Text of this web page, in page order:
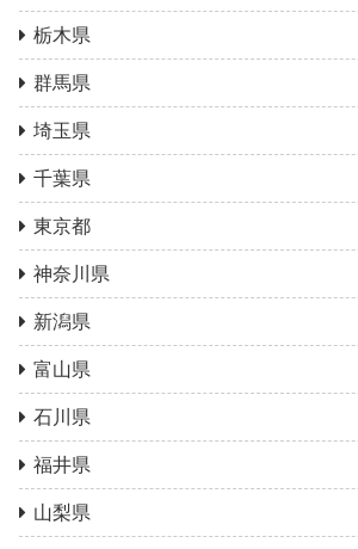
栃木県
群馬県
埼玉県
千葉県
東京都
神奈川県
新潟県
富山県
石川県
福井県
山梨県